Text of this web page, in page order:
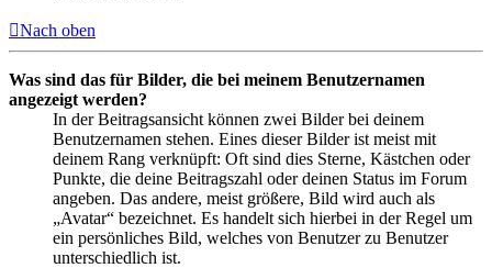
Nach oben
Was sind das für Bilder, die bei meinem Benutzernamen
angezeigt werden?
In der Beitragsansicht können zwei Bilder bei deinem
Benutzernamen stehen. Eines dieser Bilder ist meist mit
deinem Rang verknüpft: Oft sind dies Sterne, Kästchen oder
Punkte, die deine Beitragszahl oder deinen Status im Forum
angeben. Das andere, meist größere, Bild wird auch als
„Avatar“ bezeichnet. Es handelt sich hierbei in der Regel um
ein persönliches Bild, welches von Benutzer zu Benutzer
unterschiedlich ist.